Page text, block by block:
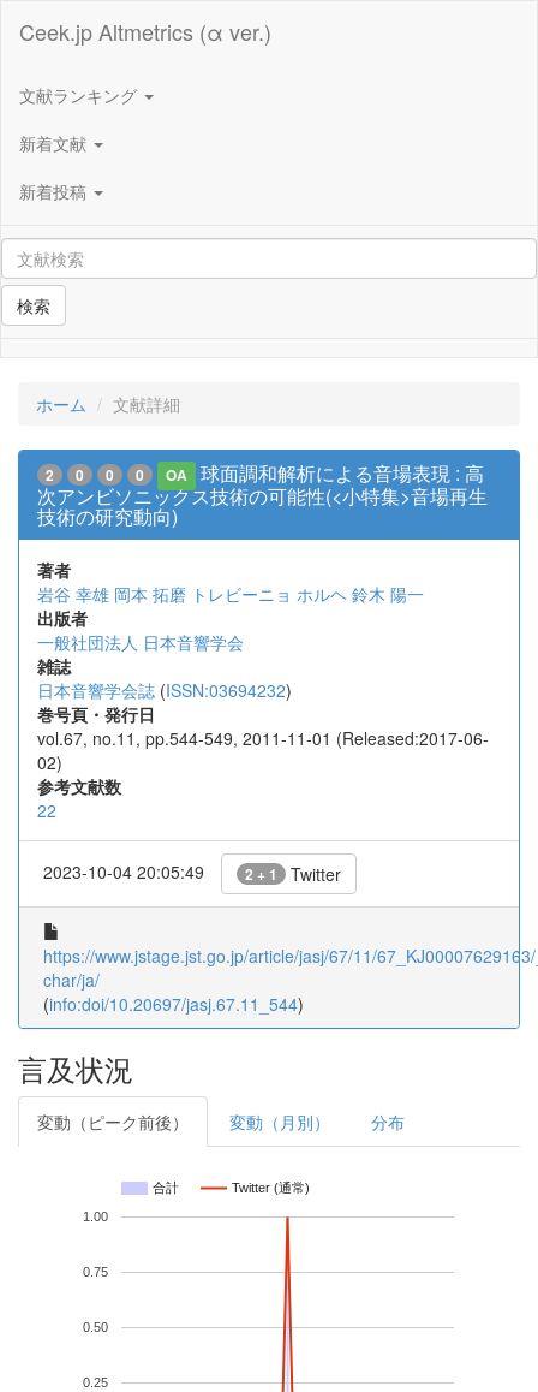
Ceek.jp Altmetrics (α ver.)
文献ランキング
新着文献
新着投稿
検索
ホーム 文献詳細
2 0 0 0 OA
球面調和解析による音場表現 : 高
次アンビソニックス技術の可能性(<小特集>音場再生
技術の研究動向)
著者
岩谷 幸雄 岡本 拓磨 トレビーニョ ホルヘ 鈴木 陽一
出版者
一般社団法人 日本音響学会
雑誌
日本音響学会誌 (ISSN:03694232)
巻号頁・発行日
vol.67, no.11, pp.544-549, 2011-11-01 (Released:2017-06-
02)
参考文献数
22
2023-10-04 20:05:49 2 + 1 Twitter
https://www.jstage.jst.go.jp/article/jasj/67/11/
char/ja/
(info:doi/10.20697/jasj.67.11_544)
言及状況
変動（ピーク前後） 変動（月別） 分布
合計 Twitter (通常)
0.25
0.50
0.75
1.00